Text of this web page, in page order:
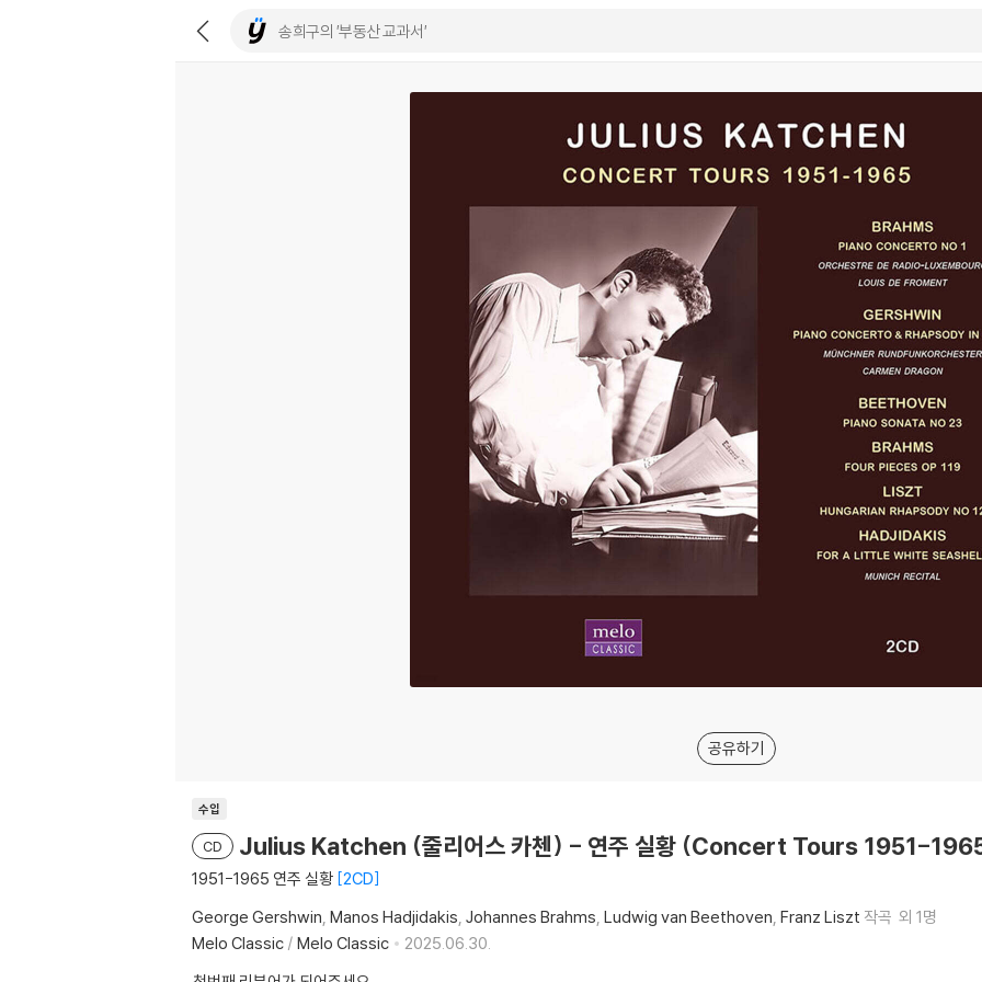
공유하기
수입
CD Julius Katchen (줄리어스 카첸) - 연주 실황 (Concert Tours 1951-
1951-1965 연주 실황 2CD
George Gershwin Manos Hadjidakis Johannes Brahms Ludwig van Beethoven Franz Liszt 작곡 외 1명
Melo Classic / Melo Classic
2025.06.30.